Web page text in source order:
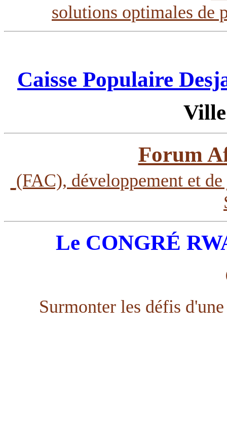
solutions optimales de
Caisse Populaire
Forum
(FAC), développement et
Le CONGRÉ
Surmonter les défis